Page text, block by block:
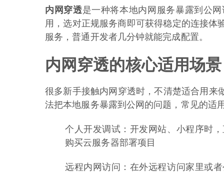
内网穿透是一种将本地内网服务暴露到公
用，选对正规服务商即可获得稳定的连接
服务，普通开发者几分钟就能完成配置。
内网穿透的核心适用场景
很多新手接触内网穿透时，不清楚适合用来
法把本地服务暴露到公网的问题，常见的适
个人开发调试：开发网站、小程序时
购买云服务器部署项目
远程内网访问：在外远程访问家里或